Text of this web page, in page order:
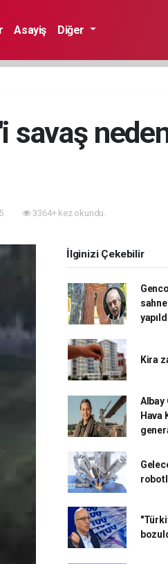
Asayiş Diğer
savaş
3364+ kez okundu.
İlginizi Çekebilir
Kira
Albay
Hava